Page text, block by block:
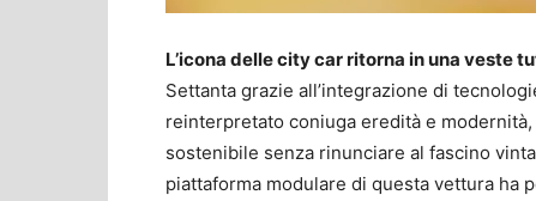
L’icona delle city car ritorna in una veste
Settanta grazie all’integrazione di
reinterpretato coniuga eredità e
sostenibile senza rinunciare al fascino
piattaforma modulare di questa vettura ha